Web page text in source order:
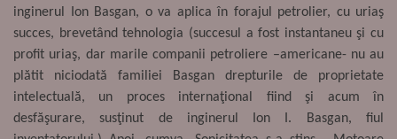
inginerul Ion Basgan, o va aplica în forajul petrolier, cu uriaş
succes, brevetând tehnologia (succesul a fost instantaneu şi cu
profit uriaş, dar marile companii petroliere –americane- nu au
plătit niciodată familiei Basgan drepturile de proprietate
intelectuală, un proces internaţional fiind şi acum în
desfăşurare, susţinut de inginerul Ion I. Basgan, fiul